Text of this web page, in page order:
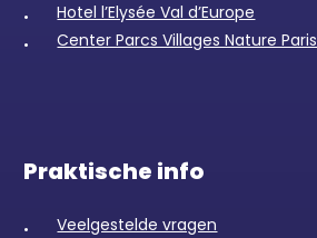
Hotel l’Elysée Val d’Europe
Center Parcs Villages Nature Paris
Praktische info
Veelgestelde vragen